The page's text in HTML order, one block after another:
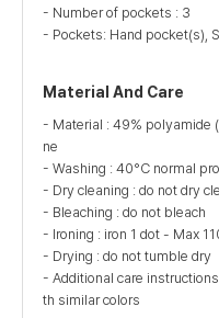
- Number of pockets : 3
- Pockets: Hand pocket(s),
Material And Care
- Material : 49% polyamide
ne
- Washing : 40°C normal
- Dry cleaning : do not dry
- Bleaching : do not bleach
- Ironing : iron 1 dot - Max
- Drying : do not tumble dry
- Additional care
th similar colors